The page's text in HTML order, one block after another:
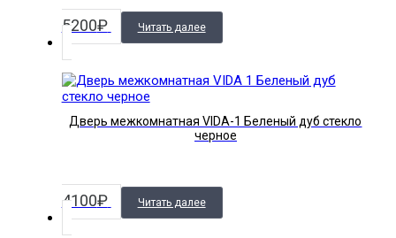
5200₽ Читать далее
Дверь межкомнатная VIDA-1 Беленый дуб стекло
черное
4100₽ Читать далее